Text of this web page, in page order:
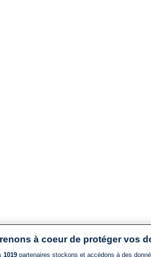
à coeur de protéger vos
1019partenaires stockons et accédons à des